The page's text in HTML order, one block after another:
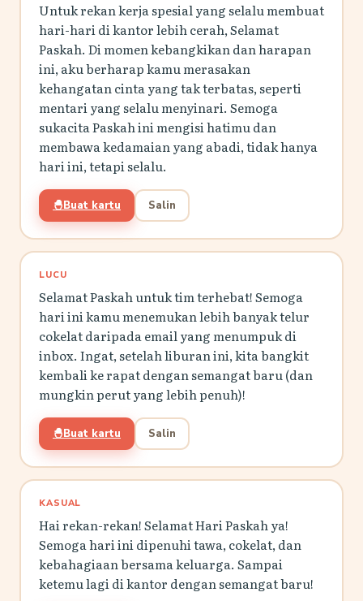
Untuk rekan kerja spesial yang selalu membuat
hari-hari di kantor lebih cerah, Selamat
Paskah. Di momen kebangkikan dan harapan
ini, aku berharap kamu merasakan
kehangatan cinta yang tak terbatas, seperti
mentari yang selalu menyinari. Semoga
sukacita Paskah ini mengisi hatimu dan
membawa kedamaian yang abadi, tidak hanya
hari ini, tetapi selalu.
🐣Buat kartu Salin
LUCU
Selamat Paskah untuk tim terhebat! Semoga
hari ini kamu menemukan lebih banyak telur
cokelat daripada email yang menumpuk di
inbox. Ingat, setelah liburan ini, kita bangkit
kembali ke rapat dengan semangat baru (dan
mungkin perut yang lebih penuh)!
🐣Buat kartu Salin
KASUAL
Hai rekan-rekan! Selamat Hari Paskah ya!
Semoga hari ini dipenuhi tawa, cokelat, dan
kebahagiaan bersama keluarga. Sampai
ketemu lagi di kantor dengan semangat baru!